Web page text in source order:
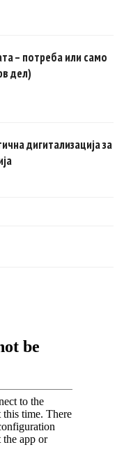
– потреба или само
дел)
дигитализација за